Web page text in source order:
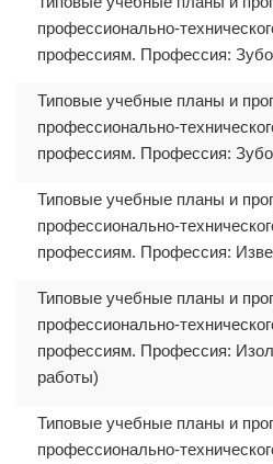
профессионально-
профессиям. Профессия:
Типовые учебные планы и
профессионально-
профессиям. Профессия:
Типовые учебные планы и
профессионально-
профессиям. Профессия:
Типовые учебные планы и
профессионально-
профессиям. Профессия:
работы)
Типовые учебные планы и
профессионально-